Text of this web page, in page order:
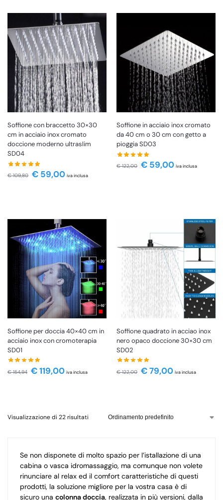
Soffione con braccetto 30×30
cm in acciaio inox cromato
doccione moderno ultraslim
SD04
€109,80 € 59,00 iva inclusa
Soffione in acciaio inox cromato
da 40 cm o 30 cm con getto a
pioggia SD03
€122,00 € 59,00 iva inclusa
Soffione per doccia 40×40 cm in
acciaio inox con cromoterapia
SD01
€154,94 €119,00 iva inclusa
Soffione quadrato in acciao inox
nero opaco doccione 30×30 cm
SD02
€122,00 €79,00 iva inclusa
Visualizzazione di 22 risultati
Se non disponete di molto spazio per l’istallazione di una
cabina o vasca idromassaggio, ma comunque non volete
rinunciare al relax ed il comfort caratteristiche di questi
prodotti, la soluzione migliore per la vostra casa è di
sicuro una colonna doccia, realizzata in più versioni, dalla